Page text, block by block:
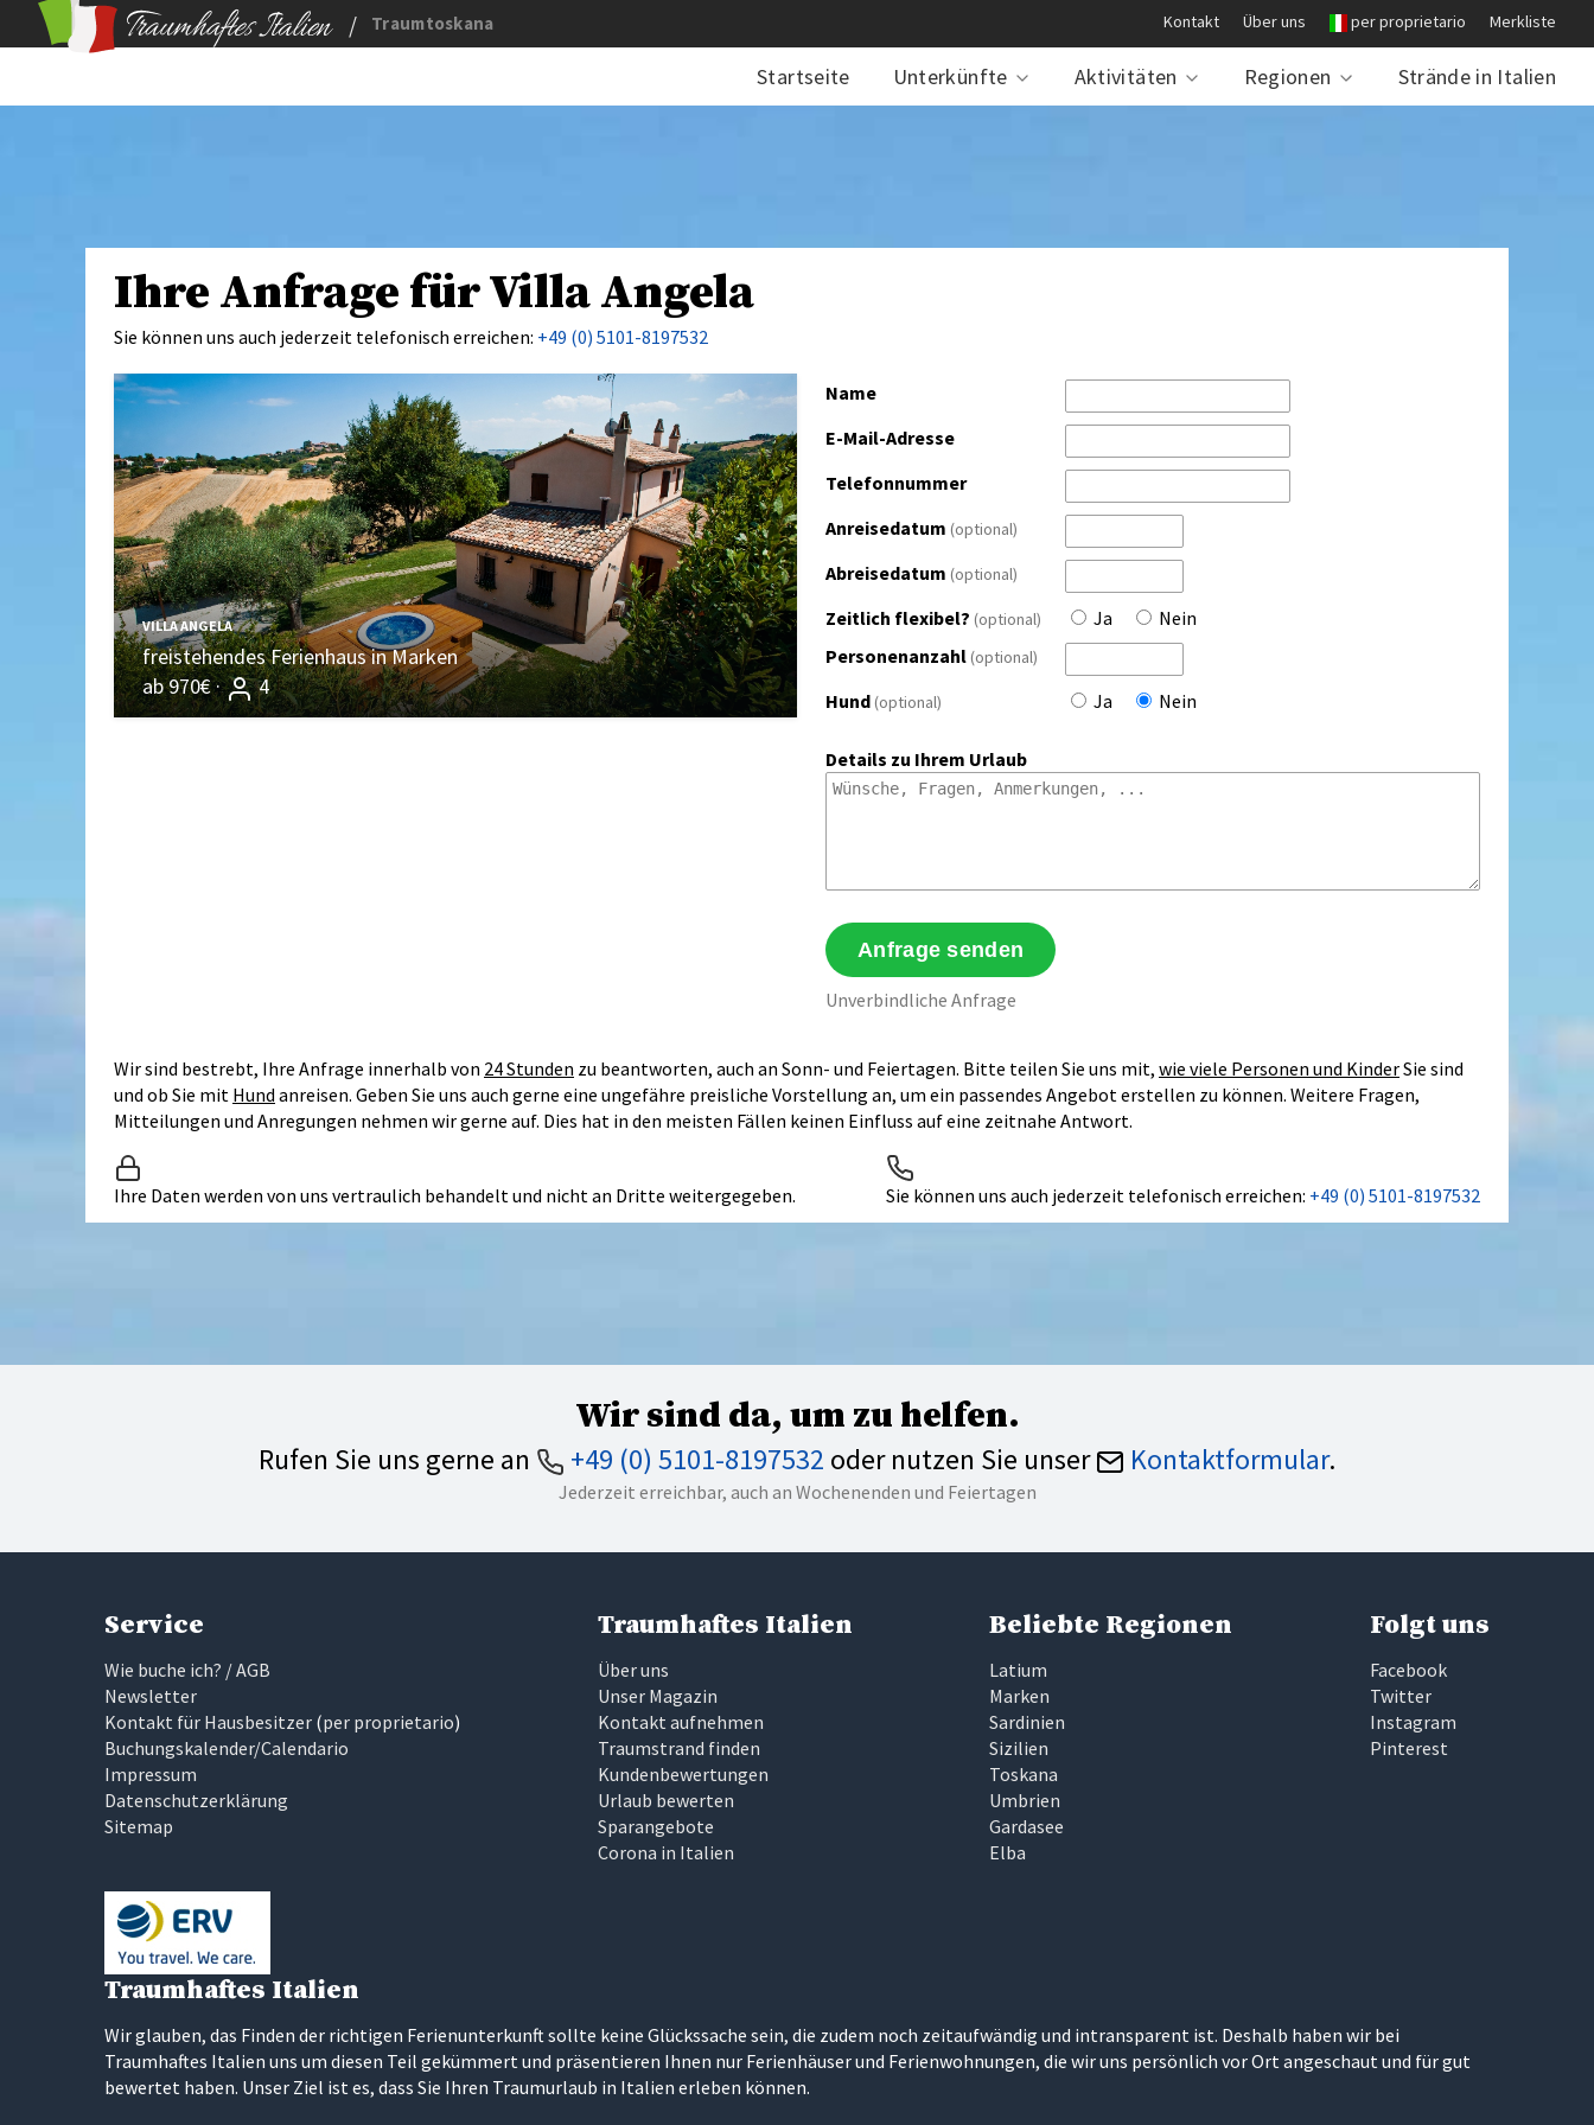
/ Traumtoskana Kontakt Über uns per proprietario Merkliste
Startseite Unterkünfte Aktivitäten Regionen Strände in Italien
Ihre Anfrage für Villa Angela
Sie können uns auch jederzeit telefonisch erreichen: +49 (0) 5101-8197532
VILLA ANGELA
freistehendes Ferienhaus in Marken
ab 970€ ·
4
Name
E-Mail-Adresse
Telefonnummer
Anreisedatum (optional)
Abreisedatum (optional)
Zeitlich flexibel? (optional) Ja
Nein
Personenanzahl (optional)
Hund (optional) Ja Nein
Details zu Ihrem Urlaub
Unverbindliche Anfrage
Wir sind bestrebt, Ihre Anfrage innerhalb von 24 Stunden zu beantworten, auch an Sonn- und Feiertagen. Bitte teilen Sie uns mit, wie viele Personen und KinderSie sind
und ob Sie mit Hund anreisen. Geben Sie uns auch gerne eine ungefähre preisliche Vorstellung an, um ein passendes Angebot erstellen zu können. Weitere Fragen,
Mitteilungen und Anregungen nehmen wir gerne auf. Dies hat in den meisten Fällen keinen Einfluss auf eine zeitnahe Antwort.
Ihre Daten werden von uns vertraulich behandelt und nicht an Dritte weitergegeben. Sie können uns auch jederzeit telefonisch erreichen: +49 (0) 5101-8197532
Wir sind da, um zu helfen.
Rufen Sie uns gerne an +49 (0) 5101-8197532 oder nutzen Sie unser Kontaktformular.
Jederzeit erreichbar, auch an Wochenenden und Feiertagen
Service
Wie buche ich? / AGB
Newsletter
Kontakt für Hausbesitzer (per proprietario)
Buchungskalender/Calendario
Impressum
Datenschutzerklärung
Sitemap
Traumhaftes Italien
Über uns
Unser Magazin
Kontakt aufnehmen
Traumstrand finden
Kundenbewertungen
Urlaub bewerten
Sparangebote
Corona in Italien
Beliebte Regionen
Latium
Marken
Sardinien
Sizilien
Toskana
Umbrien
Gardasee
Elba
Folgt uns
Facebook
Twitter
Instagram
Pinterest
Traumhaftes Italien
Wir glauben, das Finden der richtigen Ferienunterkunft sollte keine Glückssache sein, die zudem noch zeitaufwändig und intransparent ist. Deshalb haben wir bei
Traumhaftes Italien uns um diesen Teil gekümmert und präsentieren Ihnen nur Ferienhäuser und Ferienwohnungen, die wir uns persönlich vor Ort angeschaut und für gut
bewertet haben. Unser Ziel ist es, dass Sie Ihren Traumurlaub in Italien erleben können.